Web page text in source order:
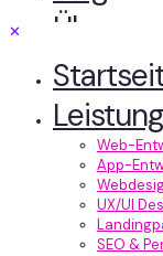
Über uns
Kontakt
✕
Web-
App-
UX/UI
SEO &